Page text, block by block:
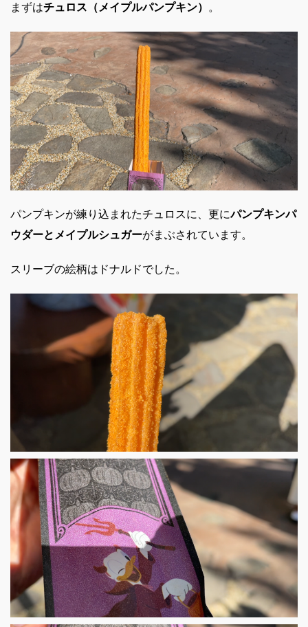
まずはチュロス（メイプルパンプキン） 。
パンプキンが練り込まれたチュロスに、更にパンプキンパ
ウダーとメイプルシュガーがまぶされています。
スリーブの絵柄はドナルドでした。